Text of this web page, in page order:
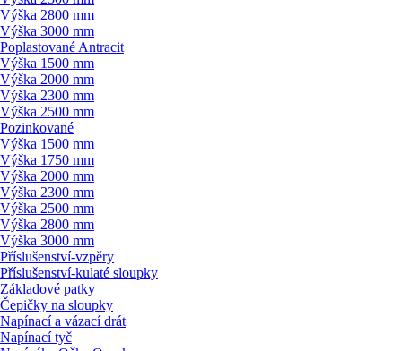
Výška 2800 mm
Výška 3000 mm
Poplastované Antracit
Výška 1500 mm
Výška 2000 mm
Výška 2300 mm
Výška 2500 mm
Pozinkované
Výška 1500 mm
Výška 1750 mm
Výška 2000 mm
Výška 2300 mm
Výška 2500 mm
Výška 2800 mm
Výška 3000 mm
Příslušenství-vzpěry
Příslušenství-kulaté sloupky
Základové patky
Čepičky na sloupky
Napínací a vázací drát
Napínací tyč